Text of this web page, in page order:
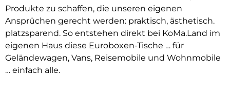
Produkte zu schaffen, die unseren eigenen
Ansprüchen gerecht werden: praktisch, ästhetisch.
platzsparend. So entstehen direkt bei KoMa.Land im
eigenen Haus diese Euroboxen-Tische … für
Geländewagen, Vans, Reisemobile und Wohnmobile
… einfach alle.